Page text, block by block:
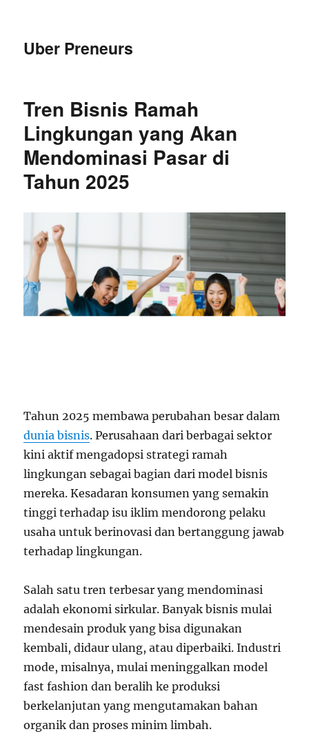
Uber Preneurs
Tren Bisnis Ramah
Lingkungan yang Akan
Mendominasi Pasar di
Tahun 2025
Tahun 2025 membawa perubahan besar dalam
dunia bisnis. Perusahaan dari berbagai sektor
kini aktif mengadopsi strategi ramah
lingkungan sebagai bagian dari model bisnis
mereka. Kesadaran konsumen yang semakin
tinggi terhadap isu iklim mendorong pelaku
usaha untuk berinovasi dan bertanggung jawab
terhadap lingkungan.
Salah satu tren terbesar yang mendominasi
adalah ekonomi sirkular. Banyak bisnis mulai
mendesain produk yang bisa digunakan
kembali, didaur ulang, atau diperbaiki. Industri
mode, misalnya, mulai meninggalkan model
fast fashion dan beralih ke produksi
berkelanjutan yang mengutamakan bahan
organik dan proses minim limbah.